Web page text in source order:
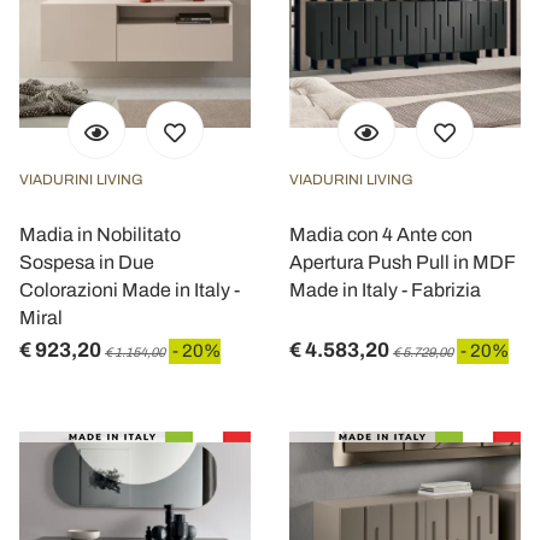
VIADURINI LIVING
Madia in Nobilitato
Sospesa in Due
Colorazioni Made in Italy -
Miral
€ 923,20 € 1.154,00 - 20%
VIADURINI LIVING
Madia con 4 Ante con
Apertura Push Pull in MDF
Made in Italy - Fabrizia
€ 4.583,20 € 5.729,00 - 20%